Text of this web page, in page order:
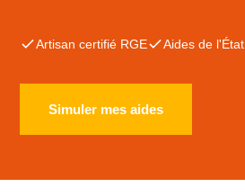
Artisan certifié RGE Aides de l'État
Simuler mes aides